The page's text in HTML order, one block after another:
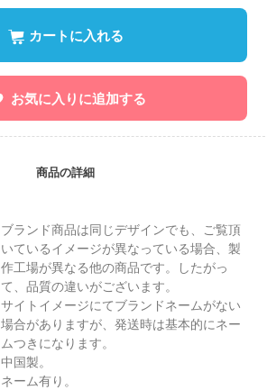
カートに入れる
お気に入りに追加する
商品の詳細
ブランド商品は同じデザインでも、ご覧頂
いているイメージが異なっている場合、製
作工場が異なる他の商品です。したがっ
て、品質の違いがございます。
サイトイメージにてブランドネームがない
場合がありますが、発送時は基本的にネー
ムつきになります。
中国製。
ネーム有り。